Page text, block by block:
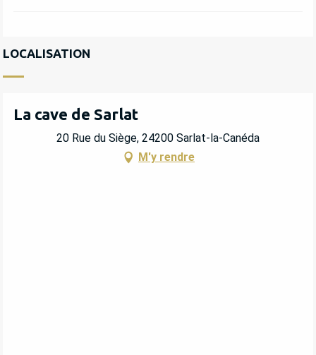
LOCALISATION
La cave de Sarlat
20 Rue du Siège, 24200 Sarlat-la-Canéda
M'y rendre